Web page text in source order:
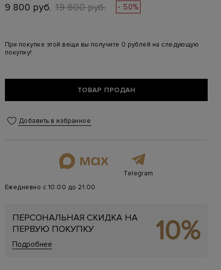
9 800 руб. 19 600 руб. - 50%
При покупке этой вещи вы получите 0 рублей на следующую
покупку!
ТОВАР ПРОДАН
Добавить в избранное
Telegram
Ежедневно с 10:00 до 21:00
ПЕРСОНАЛЬНАЯ СКИДКА НА
ПЕРВУЮ ПОКУПКУ
Подробнее 10%